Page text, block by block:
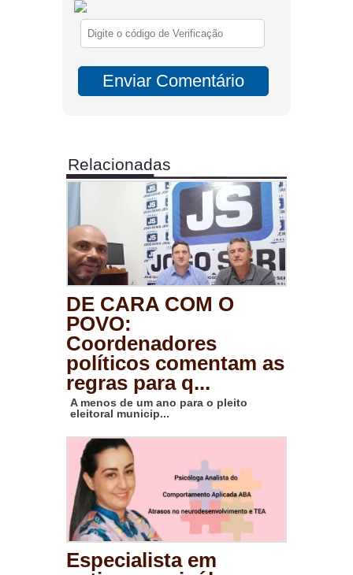
Relacionadas
DE CARA COM O
POVO:
Coordenadores
políticos comentam as
regras para q...
A menos de um ano para o pleito
eleitoral municip...
Especialista em